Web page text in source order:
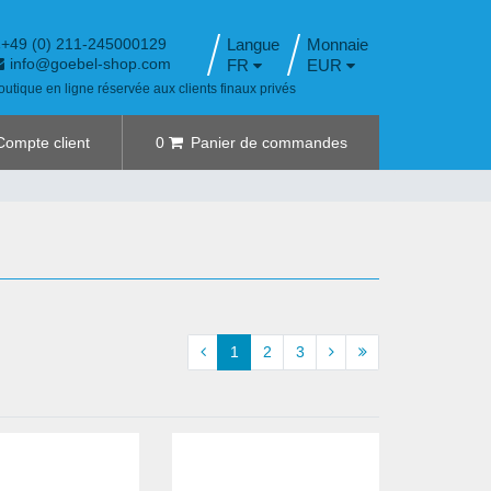
Langue
FR
EUR
+49 (0) 211-245000129
info@goebel-shop.com
en ligne réservée aux clients finaux privés
client 0 Panier de commandes
1 2 3